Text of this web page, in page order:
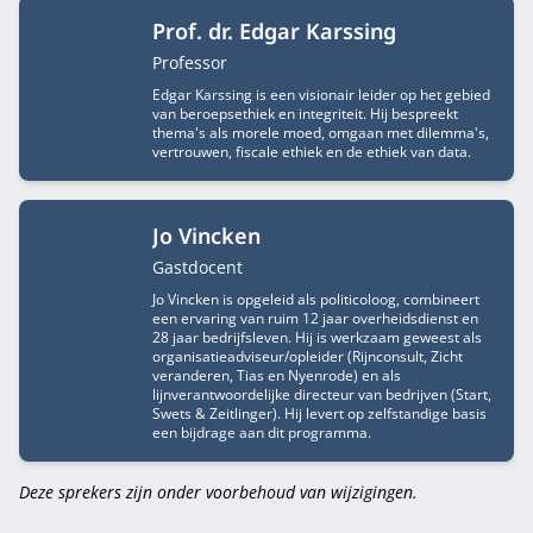
Prof. dr. Edgar Karssing
Functietitel
Professor
Edgar Karssing is een visionair leider op het gebied
van beroepsethiek en integriteit. Hij bespreekt
thema's als morele moed, omgaan met dilemma's,
vertrouwen, fiscale ethiek en de ethiek van data.
Jo Vincken
Functietitel
Gastdocent
Jo Vincken is opgeleid als politicoloog, combineert
een ervaring van ruim 12 jaar overheidsdienst en
28 jaar bedrijfsleven. Hij is werkzaam geweest als
organisatieadviseur/opleider (Rijnconsult, Zicht
veranderen, Tias en Nyenrode) en als
lijnverantwoordelijke directeur van bedrijven (Start,
Swets & Zeitlinger). Hij levert op zelfstandige basis
een bijdrage aan dit programma.
Deze sprekers zijn onder voorbehoud van wijzigingen.